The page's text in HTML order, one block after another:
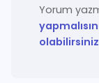
Yorum
olabilirsiniz